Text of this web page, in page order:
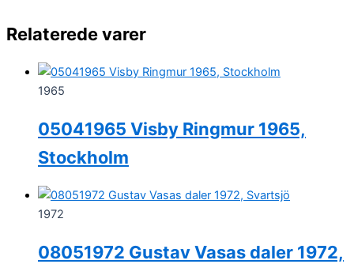
Relaterede varer
1965
05041965 Visby Ringmur 1965,
Stockholm
1972
08051972 Gustav Vasas daler 1972,